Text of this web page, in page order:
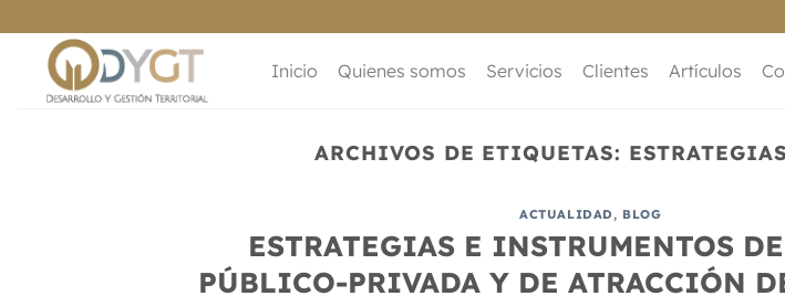
al
contenido
Inicio Quienes somos Servicios Clientes Artículos
ARCHIVOS DE ETIQUETAS:
ACTUALIDAD, BLOG
ESTRATEGIAS E INSTRUMENTOS
PÚBLICO-PRIVADA Y DE ATRACCIÓN